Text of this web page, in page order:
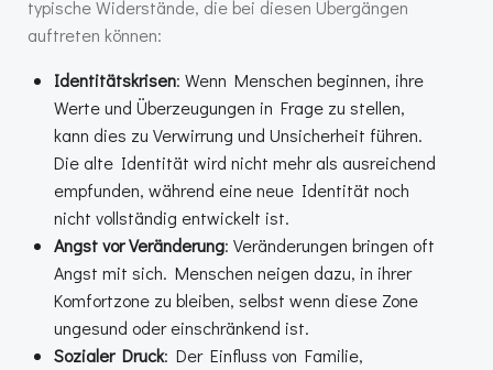
typische Widerstände, die bei diesen Übergängen
auftreten können:
Identitätskrisen: Wenn Menschen beginnen, ihre
Werte und Überzeugungen in Frage zu stellen,
kann dies zu Verwirrung und Unsicherheit führen.
Die alte Identität wird nicht mehr als ausreichend
empfunden, während eine neue Identität noch
nicht vollständig entwickelt ist.
Angst vor Veränderung: Veränderungen bringen oft
Angst mit sich. Menschen neigen dazu, in ihrer
Komfortzone zu bleiben, selbst wenn diese Zone
ungesund oder einschränkend ist.
Sozialer Druck: Der Einfluss von Familie,